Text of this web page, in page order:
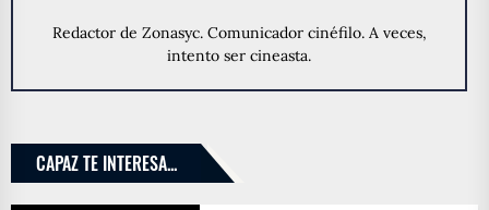
Redactor de Zonasyc. Comunicador cinéfilo. A veces,
intento ser cineasta.
CAPAZ TE INTERESA...